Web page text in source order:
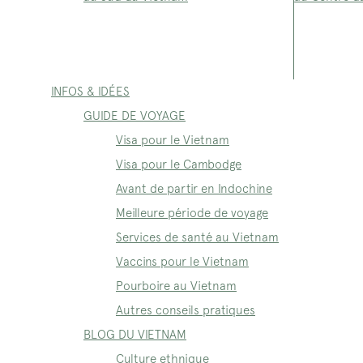
INFOS & IDÉES
GUIDE DE VOYAGE
Visa pour le Vietnam
Visa pour le Cambodge
Avant de partir en Indochine
Meilleure période de voyage
Services de santé au Vietnam
Vaccins pour le Vietnam
Pourboire au Vietnam
Autres conseils pratiques
BLOG DU VIETNAM
Culture ethnique